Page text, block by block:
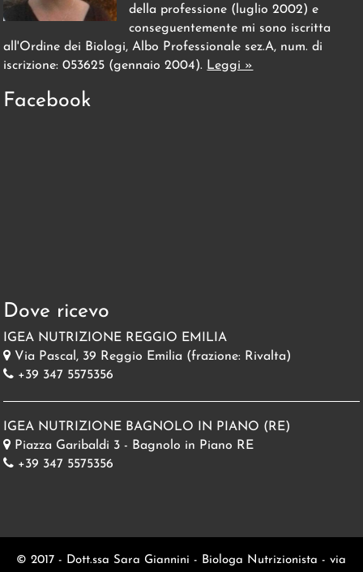
della professione (luglio 2002) e
conseguentemente mi sono iscritta
all'Ordine dei Biologi, Albo Professionale sez.A, num. di
iscrizione: 053625 (gennaio 2004). Leggi »
Facebook
Dove ricevo
IGEA NUTRIZIONE REGGIO EMILIA
Via Pascal, 39 Reggio Emilia (frazione: Rivalta)
+39 347 5575356
IGEA NUTRIZIONE BAGNOLO IN PIANO (RE)
Piazza Garibaldi 3 - Bagnolo in Piano RE
+39 347 5575356
© 2017 - Dott.ssa Sara Giannini - Biologa Nutrizionista - via